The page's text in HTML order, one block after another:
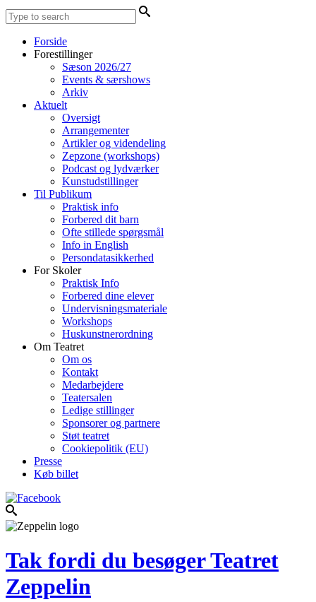
Forside
Forestillinger
Sæson 2026/27
Events & særshows
Arkiv
Aktuelt
Oversigt
Arrangementer
Artikler og videndeling
Zepzone (workshops)
Podcast og lydværker
Kunstudstillinger
Til Publikum
Praktisk info
Forbered dit barn
Ofte stillede spørgsmål
Info in English
Persondatasikkerhed
For Skoler
Praktisk Info
Forbered dine elever
Undervisningsmateriale
Workshops
Huskunstnerordning
Om Teatret
Om os
Kontakt
Medarbejdere
Teatersalen
Ledige stillinger
Sponsorer og partnere
Støt teatret
Cookiepolitik (EU)
Presse
Køb billet
Tak fordi du besøger Teatret
Zeppelin